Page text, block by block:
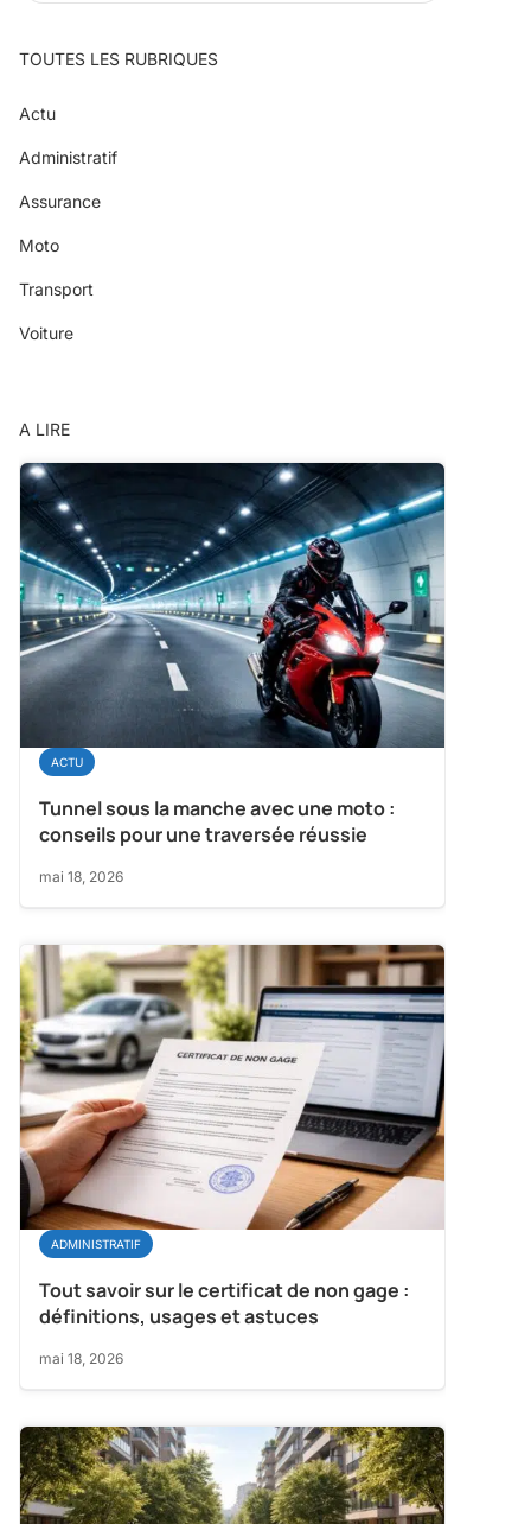
TOUTES LES RUBRIQUES
Actu
Administratif
Assurance
Moto
Transport
Voiture
A LIRE
ACTU
Tunnel sous la manche avec une moto :
conseils pour une traversée réussie
mai 18, 2026
ADMINISTRATIF
Tout savoir sur le certificat de non gage :
définitions, usages et astuces
mai 18, 2026